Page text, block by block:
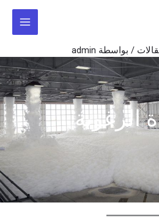
/ بواسطة admin
الرغوية